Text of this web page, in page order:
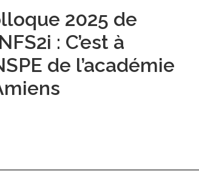
2025 de
: C’est à
de l’académie